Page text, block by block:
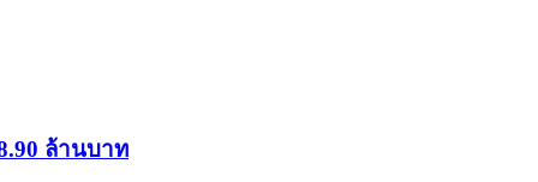
ล้านบาท